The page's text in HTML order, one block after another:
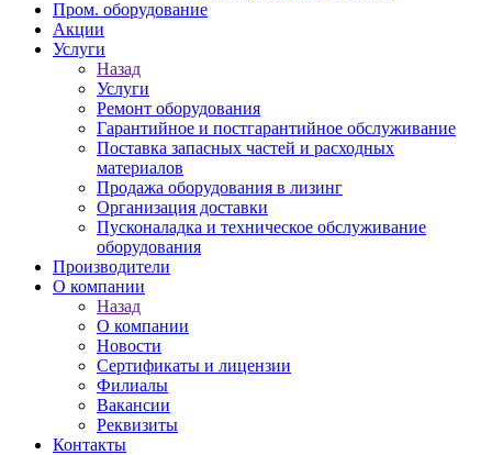
Пром. оборудование
Акции
Услуги
Назад
Услуги
Ремонт оборудования
Гарантийное и постгарантийное обслуживание
Поставка запасных частей и расходных
материалов
Продажа оборудования в лизинг
Организация доставки
Пусконаладка и техническое обслуживание
оборудования
Производители
О компании
Назад
О компании
Новости
Сертификаты и лицензии
Филиалы
Вакансии
Реквизиты
Контакты